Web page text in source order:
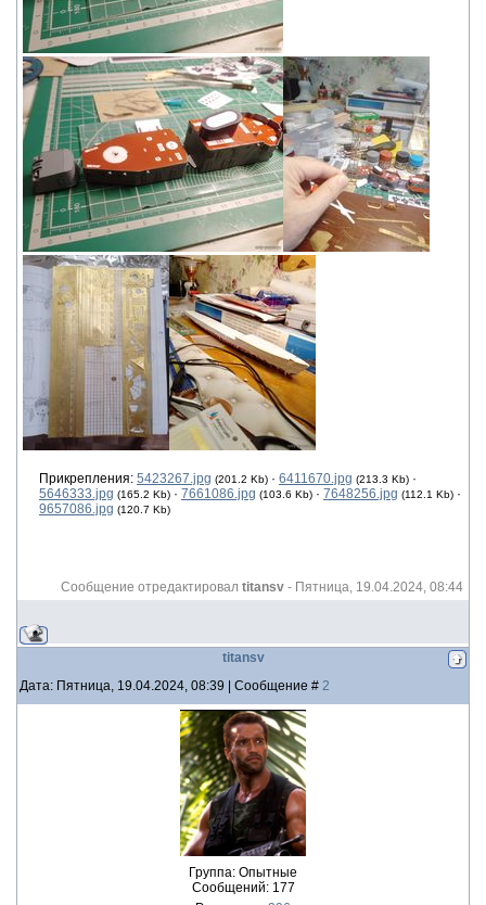
Прикрепления: 5423267.jpg (201.2 Kb) · 6411670.jpg (213.3 Kb) ·
5646333.jpg (165.2 Kb) · 7661086.jpg (103.6 Kb) · 7648256.jpg (112.1 Kb) ·
9657086.jpg (120.7 Kb)
Сообщение отредактировал titansv - Пятница, 19.04.2024, 08:44
titansv
Дата: Пятница, 19.04.2024, 08:39 | Сообщение # 2
Группа: Опытные
Сообщений: 177